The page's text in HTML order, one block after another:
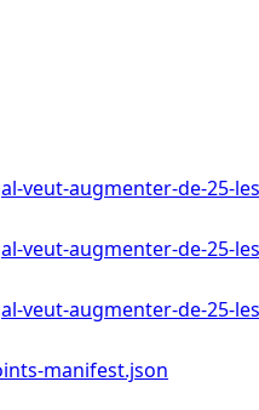
veut-augmenter-de-25-
veut-augmenter-de-25-
veut-augmenter-de-25-
manifest.json